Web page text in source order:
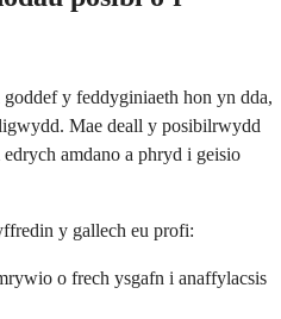
y feddyginiaeth hon yn dda,
Mae deall y posibilrwydd
amdano a phryd i geisio
y gallech eu profi:
o frech ysgafn i anaffylacsis